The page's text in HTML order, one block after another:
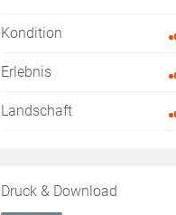
Kondition
Erlebnis
Landschaft
Druck & Download